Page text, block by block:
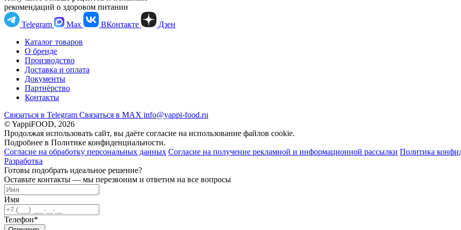
рекомендаций о здоровом питании
Telegram
Max ВКонтакте
Дзен
Каталог товаров
О бренде
Производство
Доставка и оплата
Документы
Партнёрство
Контакты
Связаться в Telegram Связаться в МАХ info@yappi-food.ru
© YappiFOOD, 2026
Продолжая использовать сайт, вы даёте согласие на использование файлов cookie.
Подробнее в Политике конфиденциальности.
Согласие на обработку персональных данных Согласие на получение рекламной и информационной рассылки Политика
Разработка
Готовы подобрать идеальное решение?
Оставьте контакты — мы перезвоним и ответим на все вопросы
Имя
Телефон*